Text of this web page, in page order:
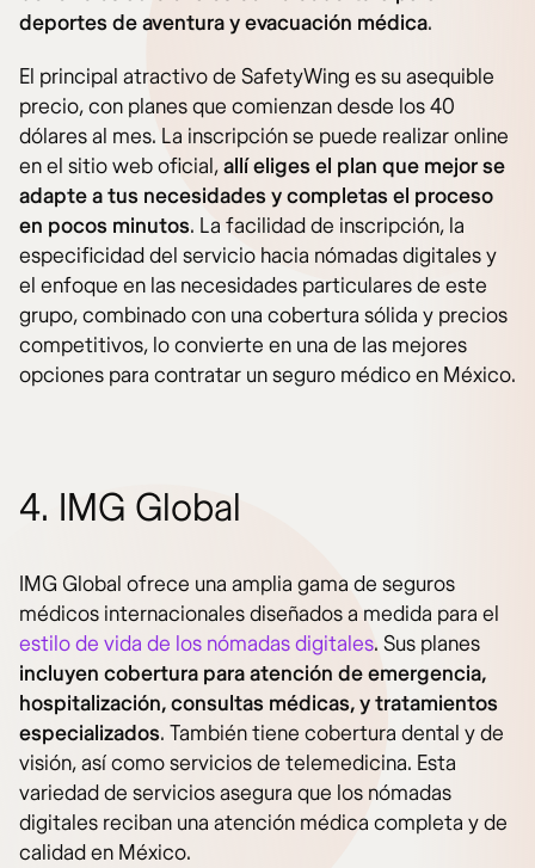
deportes de aventura y evacuación médica.
El principal atractivo de SafetyWing es su asequible
precio, con planes que comienzan desde los 40
dólares al mes. La inscripción se puede realizar online
en el sitio web oficial,allí eliges el plan que mejor se
adapte a tus necesidades y completas el proceso
en pocos minutos. La facilidad de inscripción, la
especificidad del servicio hacia nómadas digitales y
el enfoque en las necesidades particulares de este
grupo, combinado con una cobertura sólida y precios
competitivos, lo convierte en una de las mejores
opciones para contratar un seguro médico en México.
4. IMG Global
IMG Global ofrece una amplia gama de seguros
médicos internacionales diseñados a medida para el
estilo de vida de los nómadas digitales. Sus planes
incluyen cobertura para atención de emergencia,
hospitalización, consultas médicas, y tratamientos
especializados. También tiene cobertura dental y de
visión, así como servicios de telemedicina. Esta
variedad de servicios asegura que los nómadas
digitales reciban una atención médica completa y de
calidad en México.